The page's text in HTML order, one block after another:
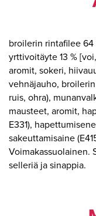
broilerin rintafilee 64
yrttivoitäyte 13 %
aromit, sokeri,
vehnäjauho,
ruis, ohra),
mausteet, aromit,
E331),
sakeuttamisaine
Voimakassuolainen.
selleriä ja sinappia.